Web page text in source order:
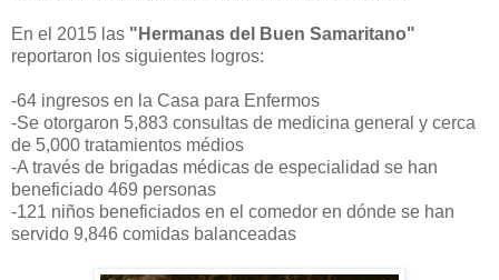
En el 2015 las "Hermanas del Buen Samaritano"
reportaron los siguientes logros:
-64 ingresos en la Casa para Enfermos
-Se otorgaron 5,883 consultas de medicina general y cerca
de 5,000 tratamientos médios
-A través de brigadas médicas de especialidad se han
beneficiado 469 personas
-121 niños beneficiados en el comedor en dónde se han
servido 9,846 comidas balanceadas